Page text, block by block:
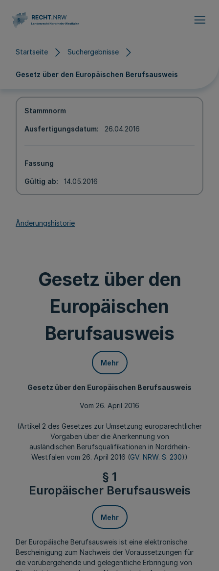
Startseite Suchergebnisse
Gesetz über den Europäischen Berufsausweis
Stammnorm
Ausfertigungsdatum 26.04.2016
Fassung
Gültig ab 14.05.2016
Änderungshistorie
Gesetz über den
Europäischen
Berufsausweis
Mehr
Gesetz über den Europäischen Berufsausweis
Vom 26. April 2016
(Artikel 2 des Gesetzes zur Umsetzung europarechtlicher
Vorgaben über die Anerkennung von
ausländischen Berufsqualifikationen in Nordrhein-
Westfalen vom 26. April 2016 (GV. NRW. S. 230))
§ 1
Europäischer Berufsausweis
Mehr
Der Europäische Berufsausweis ist eine elektronische
Bescheinigung zum Nachweis der Voraussetzungen für
die vorübergehende und gelegentliche Erbringung von